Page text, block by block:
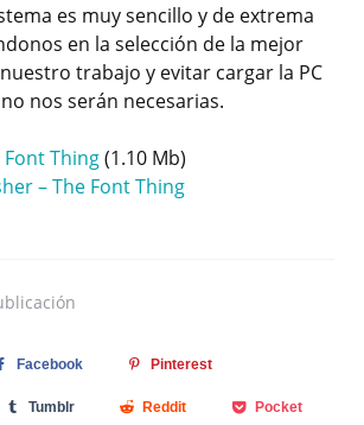
es muy sencillo y de extrema
en la selección de la mejor
trabajo y evitar cargar la PC
nos serán necesarias.
Font Thing(1.10 Mb)
– The Font Thing
Facebook Pinterest
Tumblr Reddit Pocket